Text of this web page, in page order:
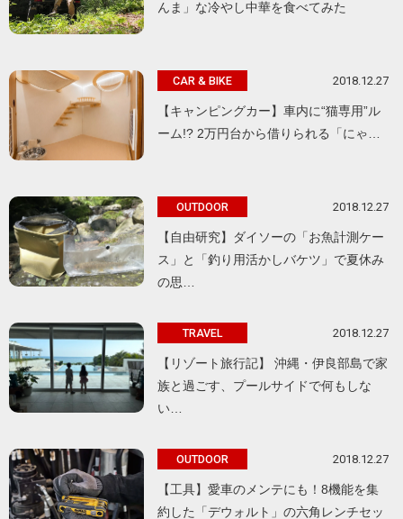
んま」な冷やし中華を食べてみた
CAR & BIKE 2018.12.27
【キャンピングカー】車内に“猫専用”ル
ーム!? 2万円台から借りられる「にゃ…
OUTDOOR 2018.12.27
【自由研究】ダイソーの「お魚計測ケー
ス」と「釣り用活かしバケツ」で夏休み
の思…
TRAVEL 2018.12.27
【リゾート旅行記】 沖縄・伊良部島で家
族と過ごす、プールサイドで何もしな
い…
OUTDOOR 2018.12.27
【工具】愛車のメンテにも！8機能を集
約した「デウォルト」の六角レンチセッ